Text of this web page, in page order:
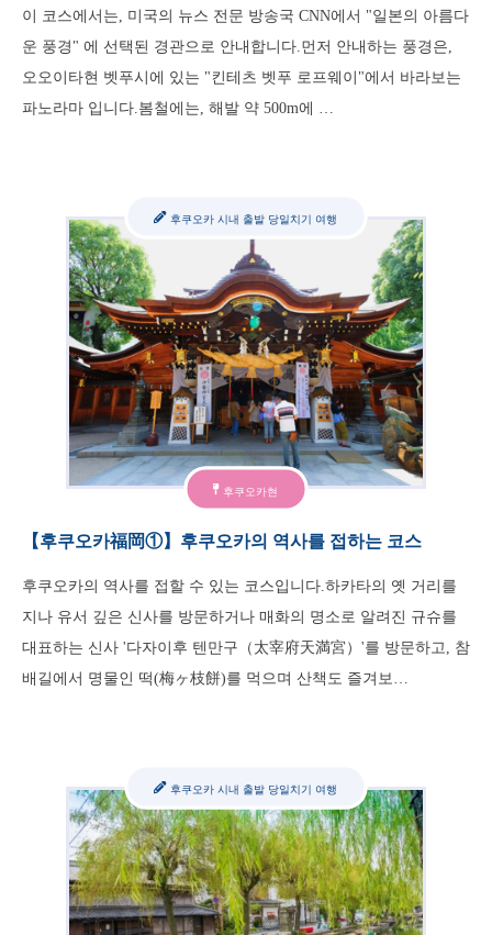
이 코스에서는, 미국의 뉴스 전문 방송국 CNN에서 "일본의 아름다
운 풍경" 에 선택된 경관으로 안내합니다.먼저 안내하는 풍경은,
오오이타현 벳푸시에 있는 "킨테츠 벳푸 로프웨이"에서 바라보는
파노라마 입니다.봄철에는, 해발 약 500m에 …
후쿠오카현
후쿠오카 시내 출발 당일치기 여행
【후쿠오카福岡①】후쿠오카의 역사를 접하는 코스
후쿠오카의 역사를 접할 수 있는 코스입니다.하카타의 옛 거리를
지나 유서 깊은 신사를 방문하거나 매화의 명소로 알려진 규슈를
대표하는 신사 '다자이후 텐만구（太宰府天満宮）'를 방문하고, 참
배길에서 명물인 떡(梅ヶ枝餅)를 먹으며 산책도 즐겨보…
후쿠오카 시내 출발 당일치기 여행